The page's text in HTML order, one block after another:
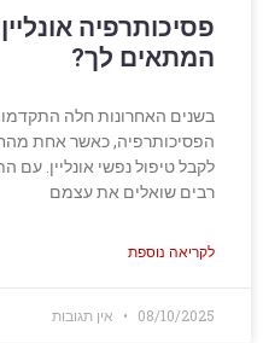
פסיכותרפיה
המתאים לך?
בשנים האחרונות חלה
הפסיכותרפיה, כאשר אחת
לקבל טיפול נפשי אונליין. עם
רבים שואלים את עצמם
לקריאה נוספת
08/10/2025 אין תגובות